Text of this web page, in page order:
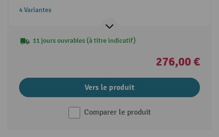
4 Variantes
11 jours ouvrables (à titre indicatif)
276,00 €
Vers le produit
Comparer le produit